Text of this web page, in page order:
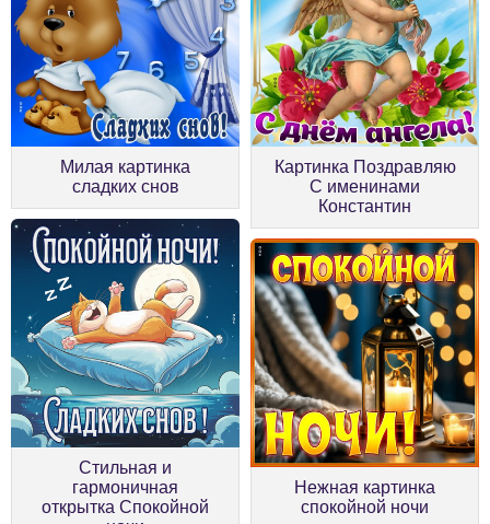
Милая картинка
сладких снов
Картинка Поздравляю
С именинами
Константин
Стильная и
гармоничная
открытка Спокойной
Нежная картинка
спокойной ночи